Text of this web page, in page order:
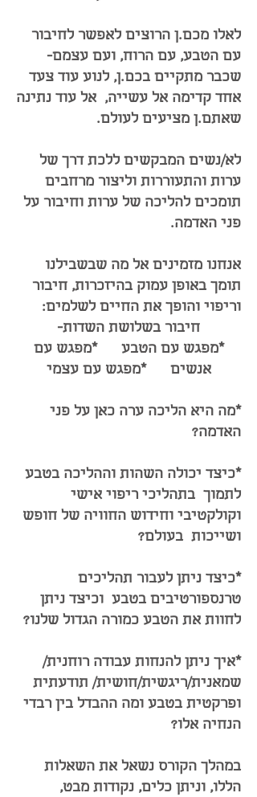
לאלו מכם.ן הרוצים לאפשר לחיבור
עם הטבע, עם הרוח, ועם עצמם-
שכבר מתקיים בכם.ן, לנוע עוד צעד
אחד קדימה אל עשייה, אל עוד נתינה
שאתם.ן מציעים לעולם.
לא/נשים המבקשים ללכת דרך של
ערות והתעוררות וליצור מרחבים
תומכים להליכה של ערות וחיבור על
פני האדמה.
אנחנו מזמינים אל מה שבשבילנו
תומך באופן עמוק בהיזכרות, חיבור
וריפוי והופך את החיים לשלמים:
חיבור בשלושת השדות-
*מפגש עם הטבע *מפגש עם
אנשים *מפגש עם עצמי
*מה היא הליכה ערה כאן על פני
האדמה?
*כיצד יכולה השהות וההליכה בטבע
לתמוך בתהליכי ריפוי אישי
וקולקטיבי וחידוש החוויה של חופש
ושייכות בעולם?
*כיצד ניתן לעבור תהליכים
טרנספורטיבים בטבע וכיצד ניתן
לחוות את הטבע כמורה הגדול שלנו?
*איך ניתן להנחות עבודה רוחנית/
שמאנית/ריגשית/חושית/ תודעתית
ופרקטית בטבע ומה ההבדל בין רבדי
הנחיה אלו?
במהלך הקורס נשאל את השאלות
הללו, וניתן כלים, נקודות מבט,